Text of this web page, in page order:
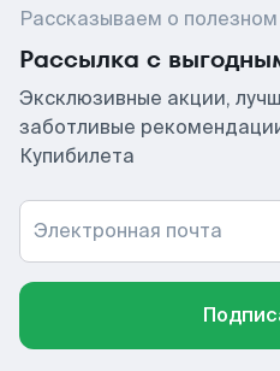
Рассказываем о
Рассылка с
Эксклюзивные акции,
заботливые
Купибилета
Электронная почта